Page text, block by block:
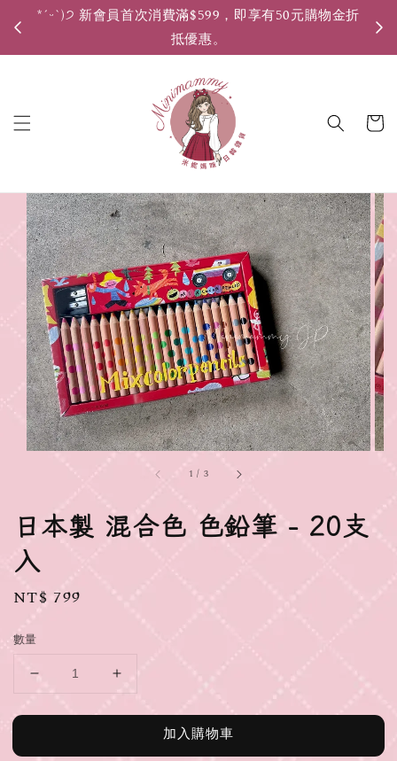
*ˊᵕˋ)੭ 新會員首次消費滿$599，即享有50元購物金折
抵優惠。
1 / 3
日本製 混合色 色鉛筆 - 20支
入
Regular
NT$ 799
數量
加入購物車